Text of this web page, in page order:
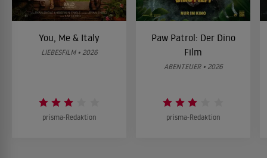
You, Me & Italy
LIEBESFILM • 2026
prisma-Redaktion
Paw Patrol: Der Dino
Film
ABENTEUER • 2026
prisma-Redaktion